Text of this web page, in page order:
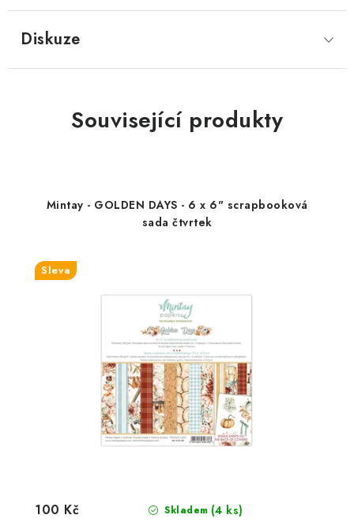
Diskuze
Související produkty
Mintay - GOLDEN DAYS - 6 x 6" scrapbooková
sada čtvrtek
Sleva
Skladem (4 ks)
100 Kč